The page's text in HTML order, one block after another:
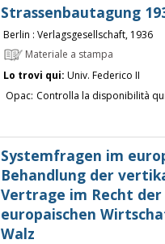
Strassenbautagung
Berlin : Verlagsgesellschaft, 1936
Materiale a stampa
Lo trovi qui: Univ. Federico II
Opac: Controlla la disponibilità
Systemfragen im
Behandlung der
Vertrage im Recht
europaischen
Walz